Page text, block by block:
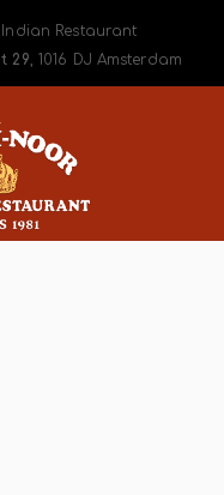
Restaurant
29, 1016 DJ Amsterdam